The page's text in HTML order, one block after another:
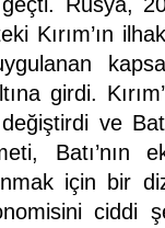
Kırım’ın
girdi.
ve
Batı’nın
için bir
ciddi